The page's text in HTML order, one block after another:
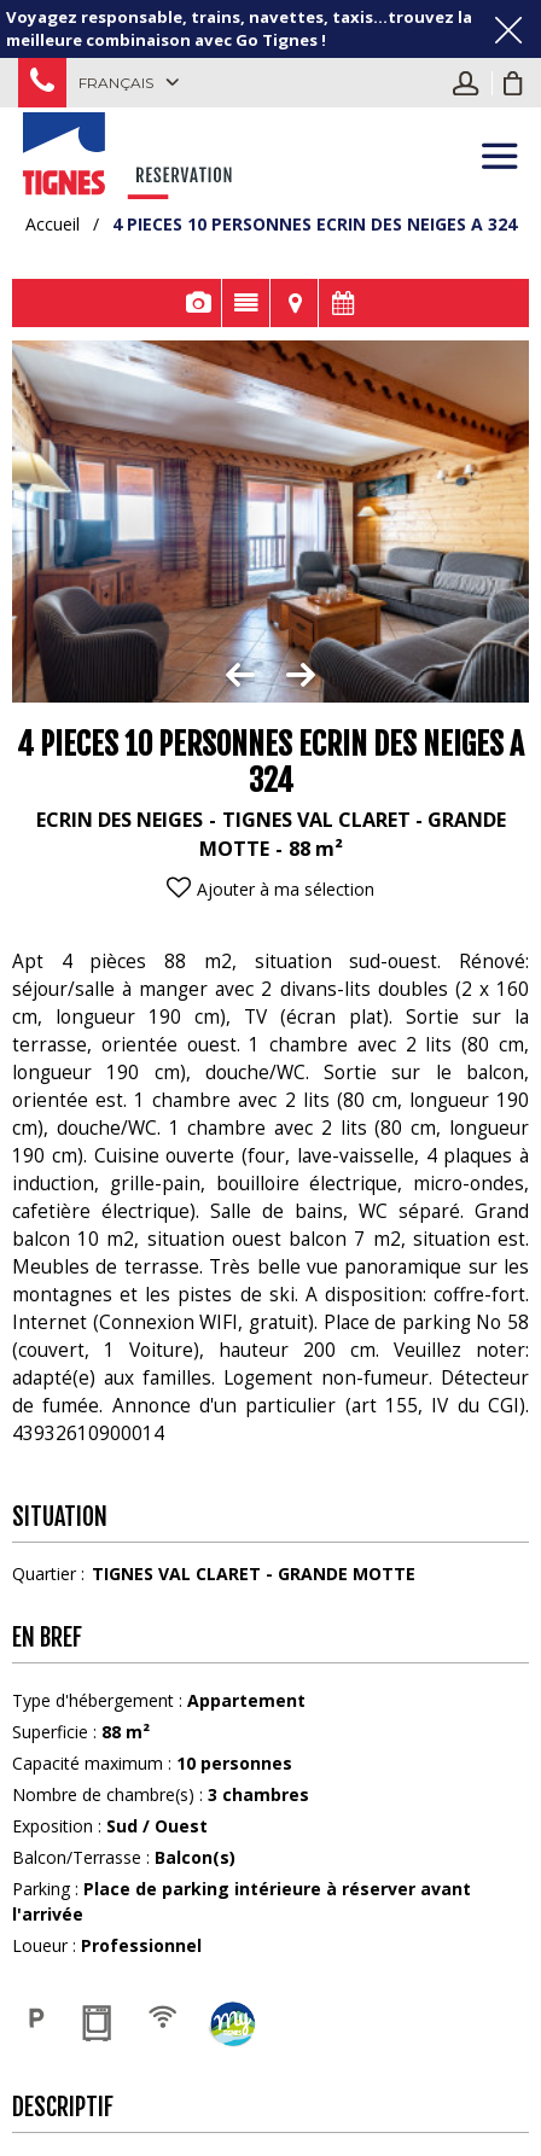
Voyagez responsable, trains, navettes, taxis...trouvez la
meilleure combinaison avec Go Tignes !
FRANÇAIS
Accueil / 4 PIECES 10 PERSONNES ECRIN DES NEIGES A 324
4 PIECES 10 PERSONNES ECRIN DES NEIGES A
324
ECRIN DES NEIGES
TIGNES VAL CLARET - GRANDE
MOTTE
88 m²
Ajouter à ma sélection
Apt 4 pièces 88 m2, situation sud-ouest. Rénové:
séjour/salle à manger avec 2 divans-lits doubles (2 x 160
cm, longueur 190 cm), TV (écran plat). Sortie sur la
terrasse, orientée ouest. 1 chambre avec 2 lits (80 cm,
longueur 190 cm), douche/WC. Sortie sur le balcon,
orientée est. 1 chambre avec 2 lits (80 cm, longueur 190
cm), douche/WC. 1 chambre avec 2 lits (80 cm, longueur
190 cm). Cuisine ouverte (four, lave-vaisselle, 4 plaques à
induction, grille-pain, bouilloire électrique, micro-ondes,
cafetière électrique). Salle de bains, WC séparé. Grand
balcon 10 m2, situation ouest balcon 7 m2, situation est.
Meubles de terrasse. Très belle vue panoramique sur les
montagnes et les pistes de ski. A disposition: coffre-fort.
Internet (Connexion WIFI, gratuit). Place de parking No 58
(couvert, 1 Voiture), hauteur 200 cm. Veuillez noter:
adapté(e) aux familles. Logement non-fumeur. Détecteur
de fumée. Annonce d'un particulier (art 155, IV du CGI).
43932610900014
SITUATION
Quartier : TIGNES VAL CLARET - GRANDE MOTTE
EN BREF
Type d'hébergement : Appartement
Superficie : 88 m²
Capacité maximum : 10 personnes
Nombre de chambre(s) : 3 chambres
Exposition : Sud / Ouest
Balcon/Terrasse : Balcon(s)
Parking: Place de parking intérieure à réserver avant
l'arrivée
Loueur: Professionnel
DESCRIPTIF